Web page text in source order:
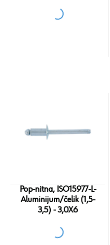
Pop-nitna, ISO15977-L-
Aluminijum/čelik (1,5-
3,5) - 3,0X6